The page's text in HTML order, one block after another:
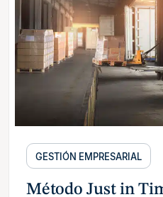
GESTIÓN EMPRESARIAL
Método Just in